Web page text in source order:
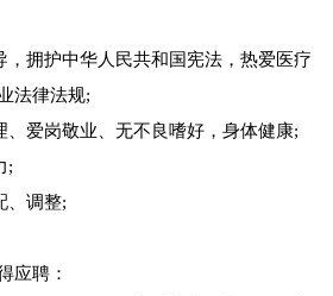
，拥护中华人民共和国宪法，热爱医疗
法律法规;
、爱岗敬业、无不良嗜好，身体健康;
;
、调整;
应聘：